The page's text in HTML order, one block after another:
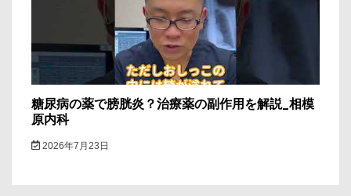
糖尿病の薬で膀胱炎？治療薬の副作用を解説_相模
原内科
2026年7月23日